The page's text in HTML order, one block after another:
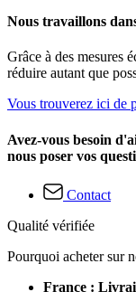
Nous travaillons
Grâce à des mesures
réduire autant que
Vous trouverez ici de
Avez-vous besoin
nous poser vos
Contact
Qualité vérifiée
Pourquoi acheter sur
France :